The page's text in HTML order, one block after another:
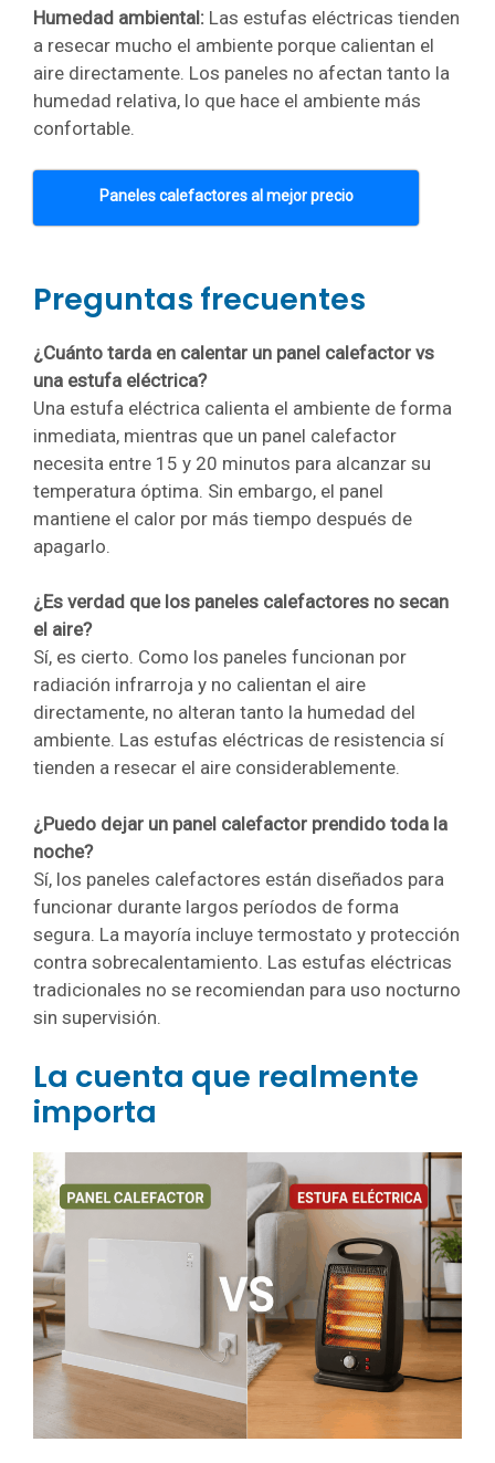
Humedad ambiental: Las estufas eléctricas tienden
a resecar mucho el ambiente porque calientan el
aire directamente. Los paneles no afectan tanto la
humedad relativa, lo que hace el ambiente más
confortable.
Paneles calefactores al mejor precio
Preguntas frecuentes
¿Cuánto tarda en calentar un panel calefactor vs
una estufa eléctrica?
Una estufa eléctrica calienta el ambiente de forma
inmediata, mientras que un panel calefactor
necesita entre 15 y 20 minutos para alcanzar su
temperatura óptima. Sin embargo, el panel
mantiene el calor por más tiempo después de
apagarlo.
¿Es verdad que los paneles calefactores no secan
el aire?
Sí, es cierto. Como los paneles funcionan por
radiación infrarroja y no calientan el aire
directamente, no alteran tanto la humedad del
ambiente. Las estufas eléctricas de resistencia sí
tienden a resecar el aire considerablemente.
¿Puedo dejar un panel calefactor prendido toda la
noche?
Sí, los paneles calefactores están diseñados para
funcionar durante largos períodos de forma
segura. La mayoría incluye termostato y protección
contra sobrecalentamiento. Las estufas eléctricas
tradicionales no se recomiendan para uso nocturno
sin supervisión.
La cuenta que realmente
importa